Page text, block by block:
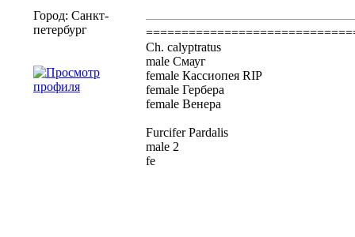
Город: Санкт-
петербург
Ch. calyptratus
male Смауг
female Кассиопея RIP
female Гербера
female Венера
Furcifer Pardalis
male 2
fe